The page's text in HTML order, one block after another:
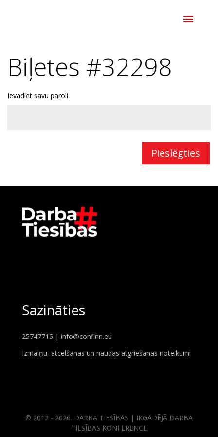
Biļetes #32298
Ievadiet savu paroli:
Pieslēgties
Sazināties
25747715 | info@confinn.eu
Izmaiņu, atcelšanas un naudas atgriešanas noteikumi
© 2012 - 2026. DARBA TIESĪBAS | IKGADĒJĀ DARBA
TIESĪBAS KONFERENCE